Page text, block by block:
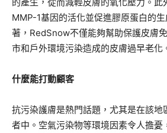
MMP-1基因的活化並促進膠原蛋白的
著，RedSnow不僅能夠幫助保護皮膚
市和戶外環境污染造成的皮膚過早老化
什麼能打動顧客
抗污染護膚是熱門話題，尤其是在該地
者中。空氣污染物等環境因素令人擔憂